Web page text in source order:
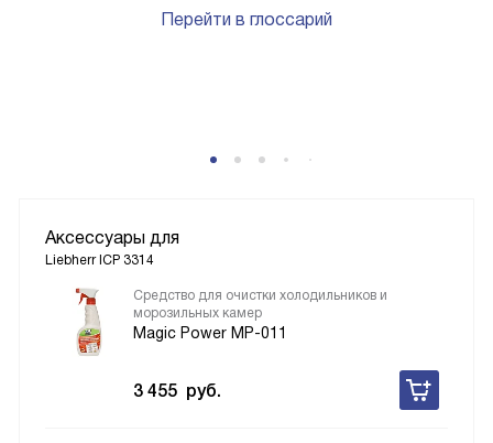
Перейти в глоссарий
Аксессуары для
Liebherr ICP 3314
Средство для очистки холодильников и
морозильных камер
Magic Power MP-011
3 455 руб.